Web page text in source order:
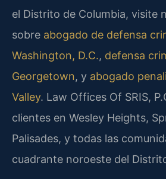
el Distrito de Columbia, visite
sobre abogado de defensa
Washington, D.C., defensa
Georgetown, y abogado
Valley. Law Offices Of SRIS,
clientes en Wesley Heights,
Palisades, y todas las
cuadrante noroeste del